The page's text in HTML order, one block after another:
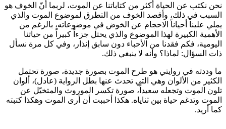
نحن نكتب عن الحياة أكثر من كتاباتنا عن الموت، لربما أنّ الخوف هو
السبب في ذلك، وأقصد الخوف من التطرق لموضوع الموت والذي
يملي علينا أحياناً الاحجام عن الخوض في موضوعاته، بالرغم من
الأهمية الكبيرة لهذا الموضوع والذي يحتل جزءاً كبيراً من حياتنا
اليومية، فكم فقدنا من الأحباء دون سابق إنذار، وفي كل مرة نسأل
ذات السؤال: لماذا؟ وأنه لا ينبغي ذلك.
ما وددته في روايتي هو طرح الموت بصورة جديدة، صورة تحتمل
الكثير من الألوان وهي التي تحدث عنها بطل الرواية (عادل)، ألوان
تلون الموت وتجعله سعيداً، صورة تكسر الموروث والمتخيّل عن
الموت وتدغم حياة بين ثناياه. هكذا أحببت أن أرى الموت وهكذا كتبته
كما أريد.